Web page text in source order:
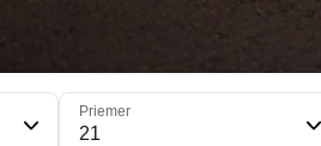
Priemer
21